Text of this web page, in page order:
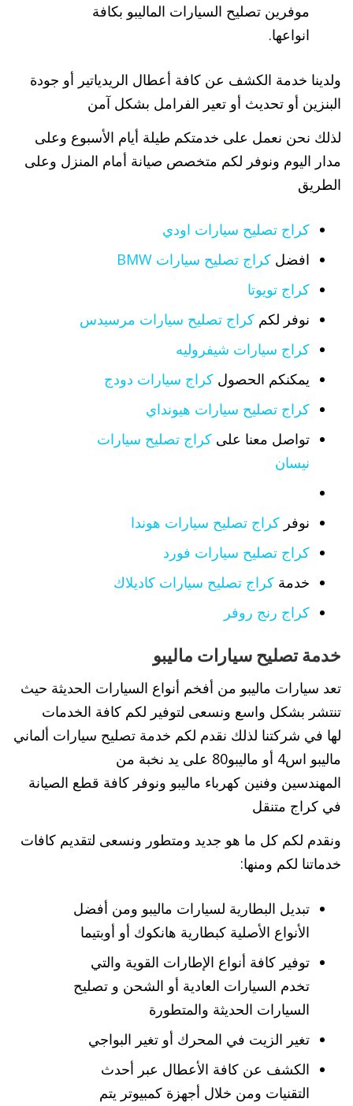
موفرين تصليح السيارات الماليبو بكافة
انواعها.
ولدينا خدمة الكشف عن كافة أعطال الريدياتير أو جودة
البنزين أو تحديث أو تعير الفرامل بشكل آمن
لذلك نحن نعمل على خدمتكم طيلة أيام الأسبوع وعلى
مدار اليوم ونوفر لكم متخصص صيانة أمام المنزل وعلى
الطريق
كراج تصليح سيارات اودي
افضل كراج تصليح سيارات BMW
كراج تويوتا
نوفر لكم كراج تصليح سيارات مرسيدس
كراج سيارات شيفروليه
يمكنكم الحصول كراج سيارات دودج
كراج تصليح سيارات هيونداي
تواصل معنا على كراج تصليح سيارات
نيسان
نوفر كراج تصليح سيارات هوندا
كراج تصليح سيارات فورد
خدمة كراج تصليح سيارات كاديلاك
كراج رنج روفر
خدمة تصليح سيارات ماليبو
تعد سيارات ماليبو من أفخم أنواع السيارات الحديثة حيث
تنتشر بشكل واسع ونسعى لتوفير لكم كافة الخدمات
لها في شركتنا لذلك نقدم لكم خدمة تصليح سيارات ألماني
ماليبو اس4 أو ماليبو80 على يد نخبة من
المهندسين وفنين كهرباء ماليبو ونوفر كافة قطع الصيانة
في كراج متنقل
ونقدم لكم كل ما هو جديد ومتطور ونسعى لتقديم كافات
خدماتنا لكم ومنها:
تبديل البطارية لسيارات ماليبو ومن أفضل
الأنواع الأصلية كبطارية هانكوك أو أوبتيما
توفير كافة أنواع الإطارات القوية والتي
تخدم السيارات العادية أو الشحن و تصليح
السيارات الحديثة والمتطورة
تغير الزيت في المحرك أو تغير البواجي
الكشف عن كافة الأعطال عبر أحدث
التقنيات ومن خلال أجهزة كمبيوتر يتم